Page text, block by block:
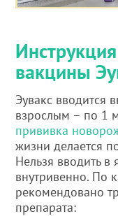
вакцины
Эувакс вводится
взрослым – по 1
прививка
жизни делается
Нельзя вводить
внутривенно. По
рекомендовано
препарата: